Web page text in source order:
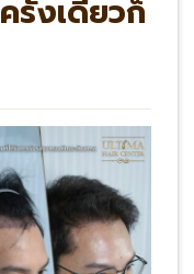
รั้งเดียวก็